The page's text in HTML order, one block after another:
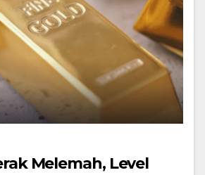
Melemah, Level